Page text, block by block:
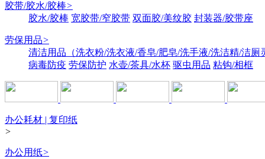
胶带/胶水/胶棒>
胶水/胶棒 宽胶带/窄胶带 双面胶/美纹胶 封装器/胶带座
劳保用品>
清洁用品（洗衣粉/洗衣液/香皂/肥皂/洗手液/洗洁精/洁厕
病毒防疫 劳保防护 水壶/茶具/水杯 驱虫用品 粘钩/相框
办公耗材 | 复印纸
>
办公用纸>